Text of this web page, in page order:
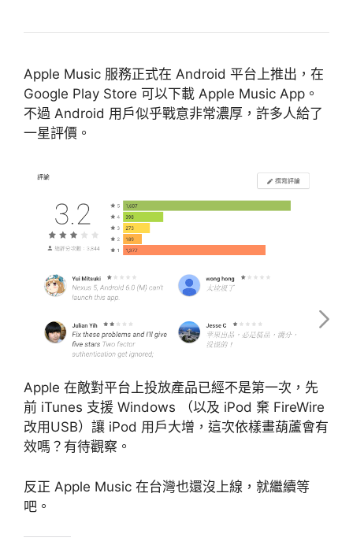
Apple Music 服務正式在 Android 平台上推出，在
Google Play Store 可以下載 Apple Music App。
不過 Android 用戶似乎戰意非常濃厚，許多人給了
一星評價。
Apple 在敵對平台上投放產品已經不是第一次，先
前 iTunes 支援 Windows （以及 iPod 棄 FireWire
改用USB）讓 iPod 用戶大增，這次依樣畫葫蘆會有
效嗎？有待觀察。
反正 Apple Music 在台灣也還沒上線，就繼續等
吧。